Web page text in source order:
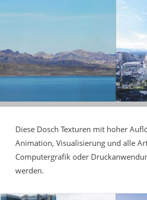
Diese Dosch Texturen mit hoher
Animation, Visualisierung und alle
Computergrafik oder
werden.